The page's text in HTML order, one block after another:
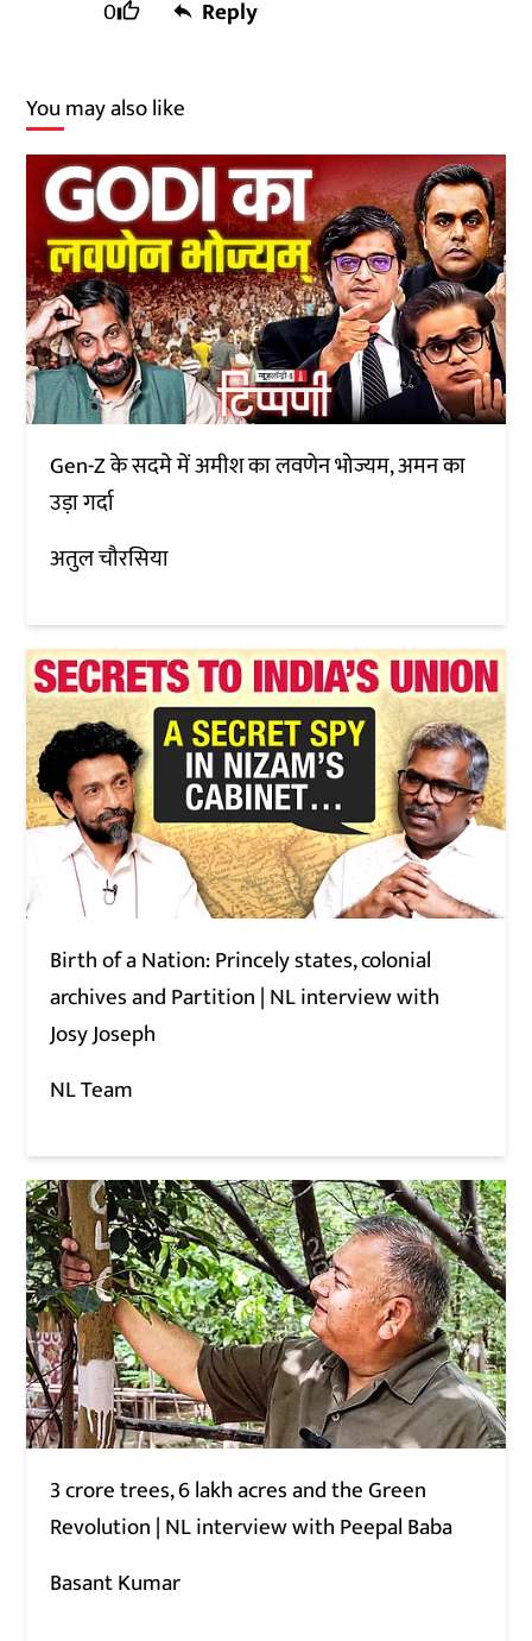
0 Reply
You may also like
Gen-Z के सदमे में अमीश का लवणेन भोज्यम, अमन का
उड़ा गर्दा
अतुल चौरसिया
Birth of a Nation: Princely states, colonial
archives and Partition | NL interview with
Josy Joseph
NL Team
3 crore trees, 6 lakh acres and the Green
Revolution | NL interview with Peepal Baba
Basant Kumar